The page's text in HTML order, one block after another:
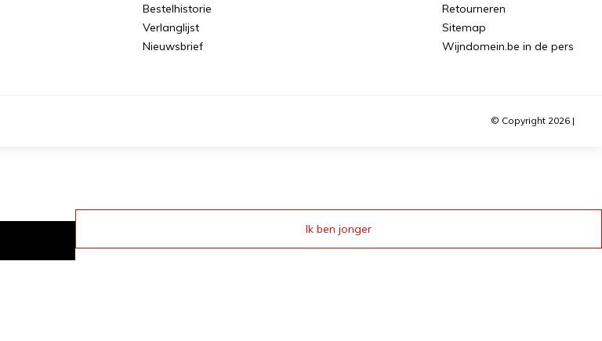
Bestelhistorie
Verlanglijst
Nieuwsbrief
Retourneren
Sitemap
Wijndomein.be in de pers
© Copyright 2026 |
Ik ben jonger